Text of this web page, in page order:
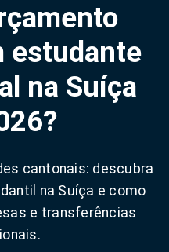
estudante
na Suíça
cantonais: descubra
na Suíça e como
e transferências